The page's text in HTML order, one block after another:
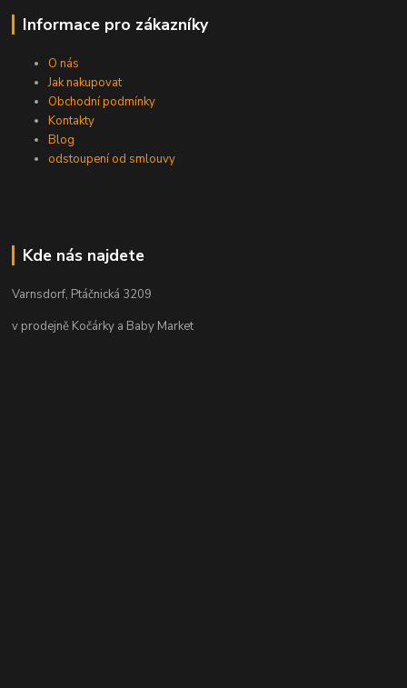
Informace pro zákazníky
O nás
Jak nakupovat
Obchodní podmínky
Kontakty
Blog
odstoupení od smlouvy
Kde nás najdete
Varnsdorf, Ptáčnická 3209
v prodejně Kočárky a Baby Market